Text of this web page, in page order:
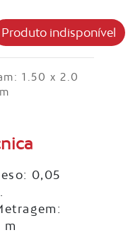
1.50 x 2.0
0,05
m